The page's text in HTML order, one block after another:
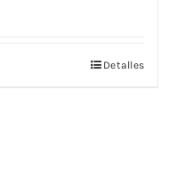
Detalles